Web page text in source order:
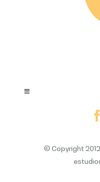
Toggle
Valores Pedagógicos
© Copyright